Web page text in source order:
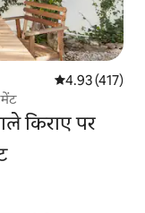
औसत रेटिंग 5 में से
4.93 (417)
किराए पर